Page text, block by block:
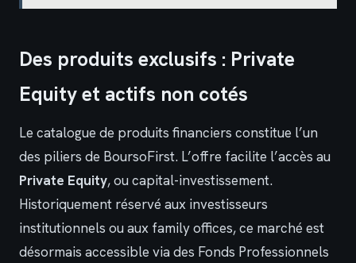
Des produits exclusifs : Private
Equity et actifs non cotés
Le catalogue de produits financiers constitue l’un
des piliers de BoursoFirst. L’offre facilite l’accès au
Private Equity, ou capital-investissement.
Historiquement réservé aux investisseurs
institutionnels ou aux family offices, ce marché est
désormais accessible via des Fonds Professionnels